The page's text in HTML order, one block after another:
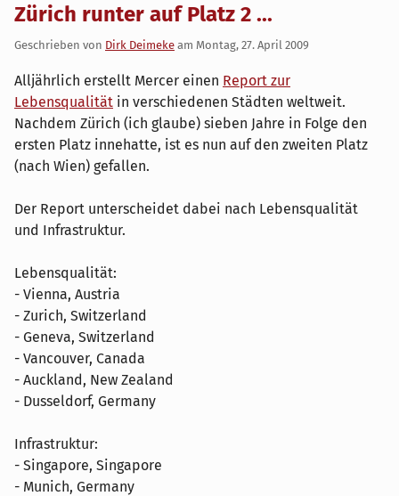
Zürich runter auf Platz 2 ...
Geschrieben von Dirk Deimeke am Montag, 27. April 2009
Alljährlich erstellt Mercer einen Report zur
Lebensqualität in verschiedenen Städten weltweit.
Nachdem Zürich (ich glaube) sieben Jahre in Folge den
ersten Platz innehatte, ist es nun auf den zweiten Platz
(nach Wien) gefallen.
Der Report unterscheidet dabei nach Lebensqualität
und Infrastruktur.
Lebensqualität:
- Vienna, Austria
- Zurich, Switzerland
- Geneva, Switzerland
- Vancouver, Canada
- Auckland, New Zealand
- Dusseldorf, Germany
Infrastruktur:
- Singapore, Singapore
- Munich, Germany